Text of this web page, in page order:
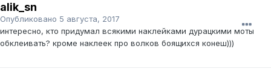
alik_sn
Опубликовано 5 августа, 2017
интересно, кто придумал всякими наклейками дурацкими моты
обклеивать? кроме наклеек про волков боящихся конеш)))